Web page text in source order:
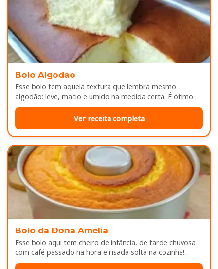
Bolo Algodão
Esse bolo tem aquela textura que lembra mesmo
algodão: leve, macio e úmido na medida certa. É ótimo
pra servir…
Ver receita completa
Bolo da Dona Amélia
Esse bolo aqui tem cheiro de infância, de tarde chuvosa
com café passado na hora e risada solta na cozinha!…